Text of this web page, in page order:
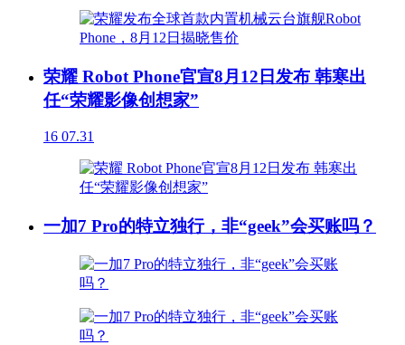
荣耀 Robot Phone官宣8月12日发布 韩寒出
任“荣耀影像创想家”
16 07.31
一加7 Pro的特立独行，非“geek”会买账吗？